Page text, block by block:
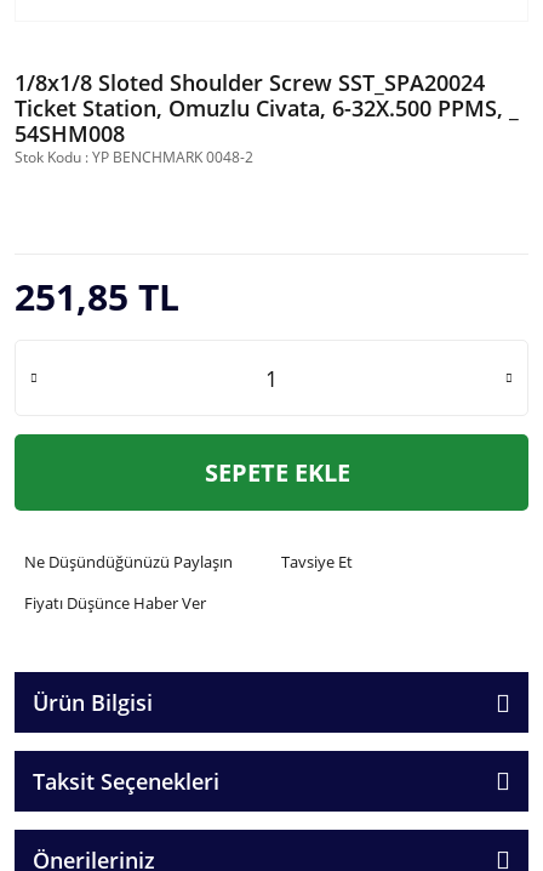
1/8x1/8 Sloted Shoulder Screw SST_SPA20024
Ticket Station, Omuzlu Civata, 6-32X.500 PPMS, _
54SHM008
Stok Kodu : YP BENCHMARK 0048-2
251,85 TL
SEPETE EKLE
Ne Düşündüğünüzü Paylaşın
Tavsiye Et
Fiyatı Düşünce Haber Ver
Ürün Bilgisi
Taksit Seçenekleri
Önerileriniz